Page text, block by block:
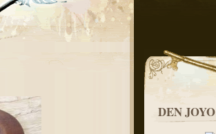
DEN JOYO